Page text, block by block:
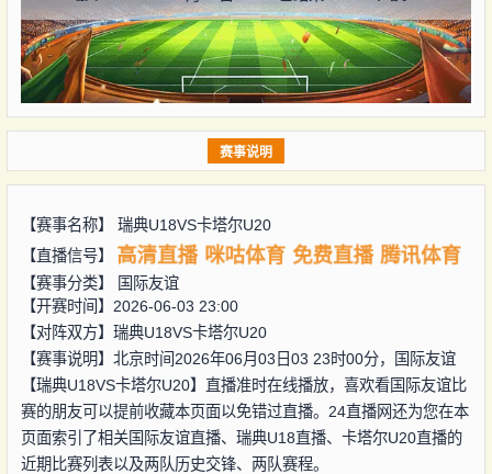
赛事说明
【赛事名称】 瑞典U18VS卡塔尔U20
【直播信号】
高清直播 咪咕体育 免费直播 腾讯体育
【赛事分类】
国际友谊
【开赛时间】2026-06-03 23:00
【对阵双方】 瑞典U18VS卡塔尔U20
【赛事说明】北京时间2026年06月03日03 23时00分，国际友谊
【瑞典U18VS卡塔尔U20】直播准时在线播放，喜欢看国际友谊比
赛的朋友可以提前收藏本页面以免错过直播。24直播网还为您在本
页面索引了相关国际友谊直播、瑞典U18直播、卡塔尔U20直播的
近期比赛列表以及两队历史交锋、两队赛程。